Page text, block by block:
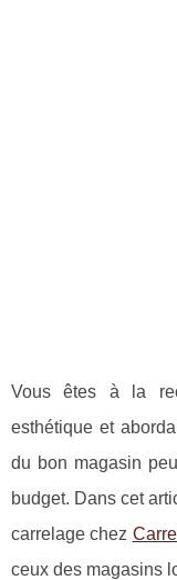
Vous êtes à la
esthétique et
du bon magasin
budget. Dans cet
carrelage chez
ceux des magasins